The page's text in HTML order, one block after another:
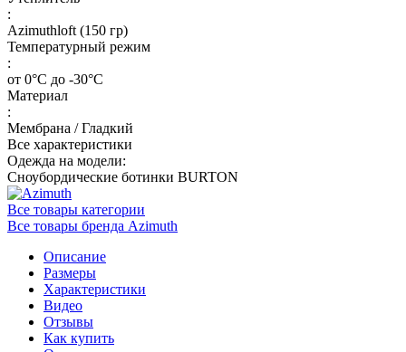
:
Azimuthloft (150 гр)
Температурный режим
:
от 0°С до -30°С
Материал
:
Мембрана / Гладкий
Все характеристики
Одежда на модели:
Сноубордические ботинки BURTON
Все товары категории
Все товары бренда Azimuth
Описание
Размеры
Характеристики
Видео
Отзывы
Как купить